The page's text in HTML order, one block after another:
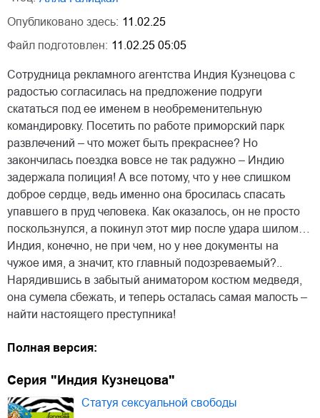
Опубликовано здесь: 11.02.25
Файл подготовлен: 11.02.25 05:05
Сотрудница рекламного агентства Индия Кузнецова с
радостью согласилась на предложение подруги
скататься под ее именем в необременительную
командировку. Посетить по работе приморский парк
развлечений – что может быть прекраснее? Но
закончилась поездка вовсе не так радужно – Индию
задержала полиция! А все потому, что у нее слишком
доброе сердце, ведь именно она бросилась спасать
упавшего в пруд человека. Как оказалось, он не просто
поскользнулся, а покинул этот мир после удара шилом…
Индия, конечно, не при чем, но у нее документы на
чужое имя, а значит, кто главный подозреваемый?..
Нарядившись в забытый аниматором костюм медведя,
она сумела сбежать, и теперь осталась самая малость –
найти настоящего преступника!
Полная версия:
Серия "Индия Кузнецова"
Статуя сексуальной свободы